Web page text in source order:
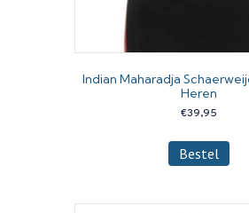
Indian Maharadja
Heren
€39,95
Bestel